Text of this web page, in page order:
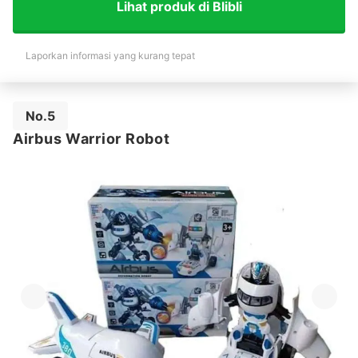
Lihat produk di Blibli
Laporkan informasi yang kurang tepat
No.5
Airbus Warrior Robot